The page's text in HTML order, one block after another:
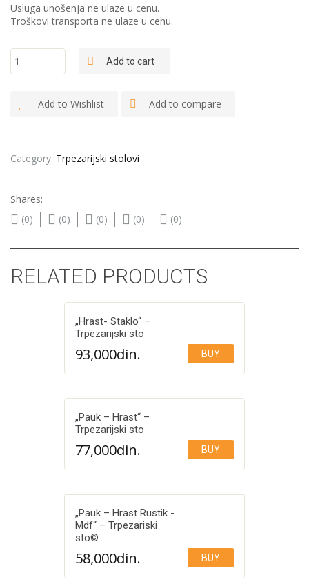
Usluga unošenja ne ulaze u cenu.
Troškovi transporta ne ulaze u cenu.
vertikal" -
quantity
Add to cart
Add to Wishlist Add to compare
Category: Trpezarijski stolovi
Shares:
(0)
(0) (0) (0) (0)
RELATED PRODUCTS
„Hrast- Staklo“ –
Trpezarijski sto
93,000din. BUY
„Pauk – Hrast“ –
Trpezarijski sto
77,000din. BUY
„Pauk – Hrast Rustik -
Mdf“ – Trpezariski
sto©️
58,000din. BUY